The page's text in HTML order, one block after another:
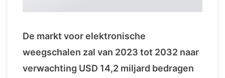
De markt voor elektronische
weegschalen zal van 2023 tot 2032 naar
verwachting USD 14,2 miljard bedragen